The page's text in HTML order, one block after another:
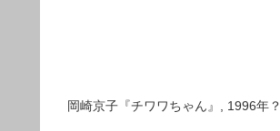
岡崎京子『チワワちゃん』, 1996年？